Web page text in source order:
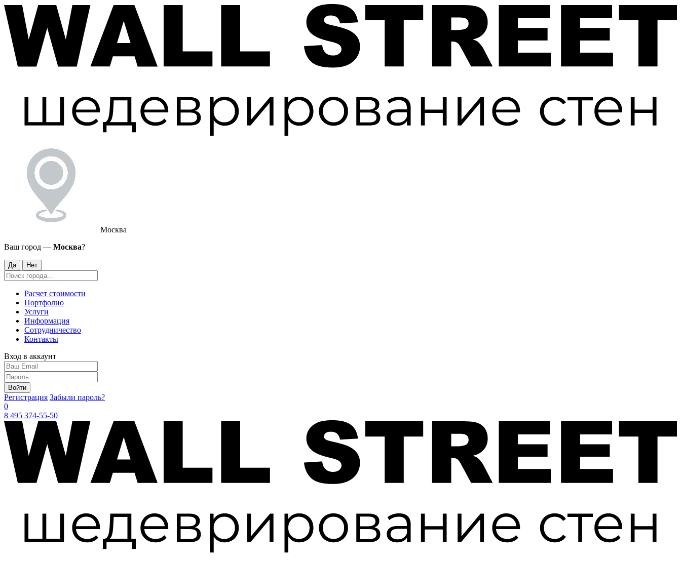
Москва
Ваш город — Москва?
Да Нет
Расчет стоимости
Портфолио
Услуги
Информация
Сотрудничество
Контакты
Вход в аккаунт
Войти
Регистрация Забыли пароль?
0
8 495 374-55-50